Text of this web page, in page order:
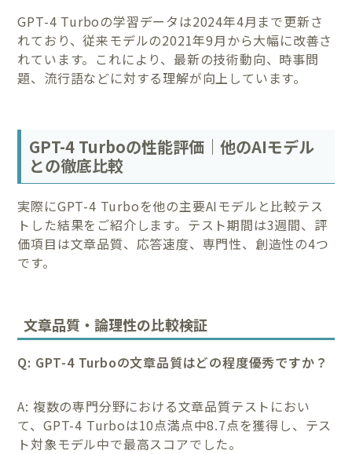
GPT-4 Turboの学習データは2024年4月まで更新さ
れており、従来モデルの2021年9月から大幅に改善さ
れています。これにより、最新の技術動向、時事問
題、流行語などに対する理解が向上しています。
GPT-4 Turboの性能評価｜他のAIモデル
との徹底比較
実際にGPT-4 Turboを他の主要AIモデルと比較テス
トした結果をご紹介します。テスト期間は3週間、評
価項目は文章品質、応答速度、専門性、創造性の4つ
です。
文章品質・論理性の比較検証
Q: GPT-4 Turboの文章品質はどの程度優秀ですか？
A: 複数の専門分野における文章品質テストにおい
て、GPT-4 Turboは10点満点中8.7点を獲得し、テス
ト対象モデル中で最高スコアでした。